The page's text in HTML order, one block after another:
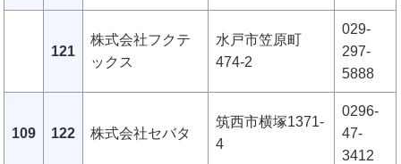
121
株式会社フクテ
ックス
水戸市笠原町
474-2
029-
297-
5888
109 122 株式会社セバタ
筑西市横塚1371-
4
0296-
47-
3412